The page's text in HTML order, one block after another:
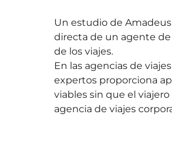
Un estudio de
directa de un agente de
de los viajes.
En las agencias de
expertos proporciona
viables sin que el
agencia de viajes